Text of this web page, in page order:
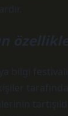
bilgi